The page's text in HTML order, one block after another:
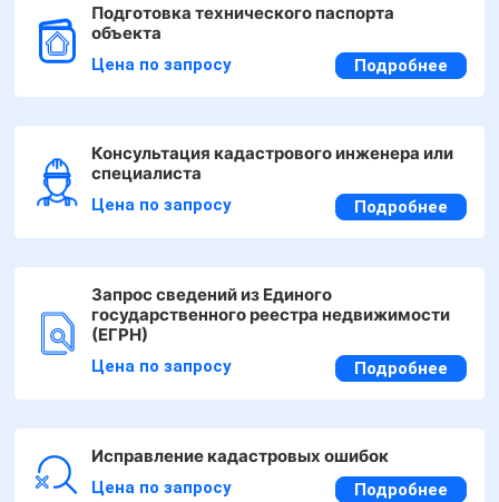
Подготовка технического паспорта
объекта
Цена по запросу Подробнее
Консультация кадастрового инженера или
специалиста
Цена по запросу Подробнее
Запрос сведений из Единого
государственного реестра недвижимости
(ЕГРН)
Цена по запросу Подробнее
Исправление кадастровых ошибок
Цена по запросу Подробнее